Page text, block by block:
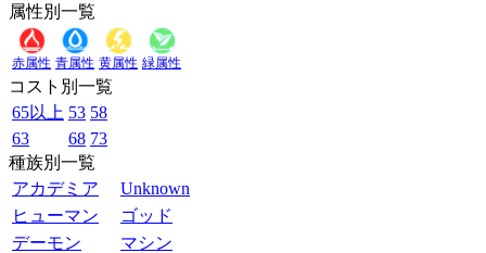
属性別一覧
赤属性 青属性 黄属性 緑属性
コスト別一覧
65以上 53 58
63
68 73
種族別一覧
アカデミア
Unknown
ヒューマン
ゴッド
デーモン
マシン